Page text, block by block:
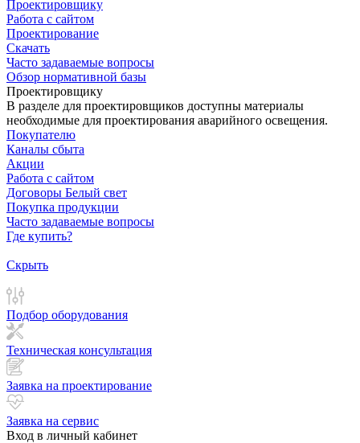
Проектировщику
Работа с сайтом
Проектирование
Скачать
Часто задаваемые вопросы
Обзор нормативной базы
Проектировщику
В разделе для проектировщиков доступны материалы
необходимые для проектирования аварийного освещения.
Покупателю
Каналы сбыта
Акции
Работа с сайтом
Договоры Белый свет
Покупка продукции
Часто задаваемые вопросы
Где купить?
Скрыть
Подбор оборудования
Техническая консультация
Заявка на проектирование
Заявка на сервис
Вход в личный кабинет